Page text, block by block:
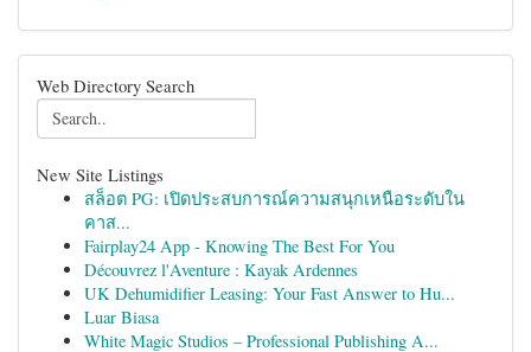
Web Directory Search
New Site Listings
สล็อต PG: เปิดประสบการณ์ความสนุกเหนือระดับใน
คาส...
Fairplay24 App - Knowing The Best For You
Découvrez l'Aventure : Kayak Ardennes
UK Dehumidifier Leasing: Your Fast Answer to Hu...
Luar Biasa
White Magic Studios – Professional Publishing A...